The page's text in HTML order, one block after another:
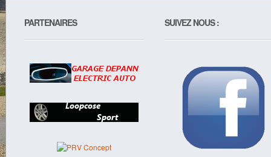
PARTENAIRES SUIVEZ NOUS :